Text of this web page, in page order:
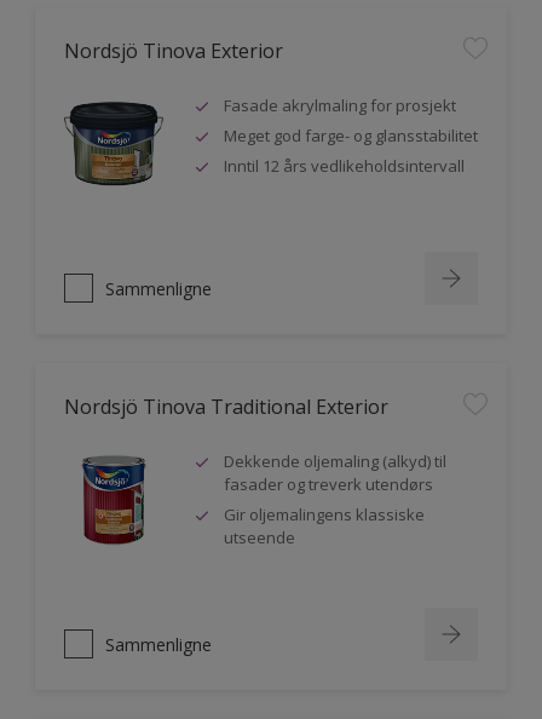
Nordsjö Tinova Exterior
Fasade akrylmaling for prosjekt
Meget god farge- og glansstabilitet
Inntil 12 års vedlikeholdsintervall
Sammenligne
Nordsjö Tinova Traditional Exterior
Dekkende oljemaling (alkyd) til
fasader og treverk utendørs
Gir oljemalingens klassiske
utseende
Sammenligne